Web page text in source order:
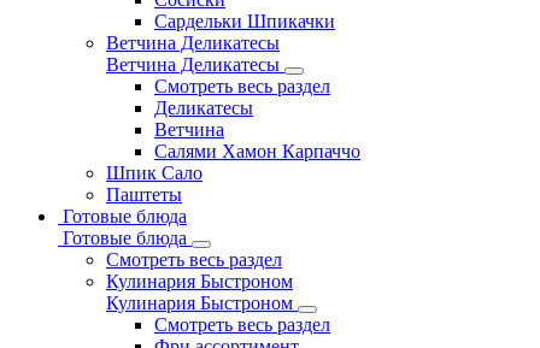
Сардельки Шпикачки
Ветчина Деликатесы
Ветчина Деликатесы
Смотреть весь раздел
Деликатесы
Ветчина
Салями Хамон Карпаччо
Шпик Сало
Паштеты
Готовые блюда
Готовые блюда
Смотреть весь раздел
Кулинария Быстроном
Кулинария Быстроном
Смотреть весь раздел